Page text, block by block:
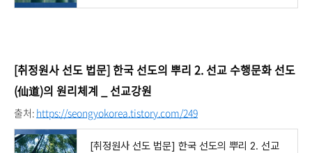
[취정원사 선도 법문] 한국 선도의 뿌리 2. 선교 수행문화 선도
(仙道)의 원리체계 _ 선교강원
출처: https://seongyokorea.tistory.com/249
[취정원사 선도 법문] 한국 선도의 뿌리 2. 선교